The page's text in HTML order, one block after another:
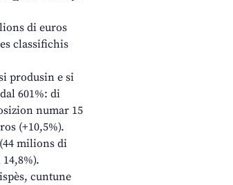
di euros
classifichis
produsin e si
601%: di
numar 15
(+10,5%).
milions di
cuntune